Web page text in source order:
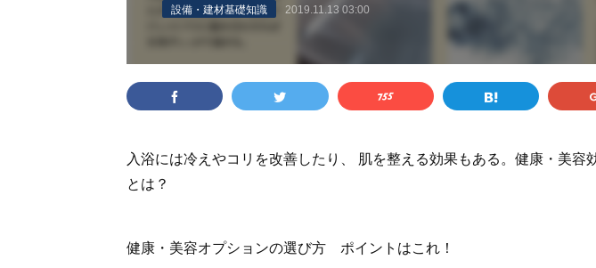
設備・建材基礎知識 2019.11.13 03:00
入浴には冷えやコリを改善したり、 肌を整える効果もある。健康・美容
とは？
健康・美容オプションの選び方 ポイントはこれ！